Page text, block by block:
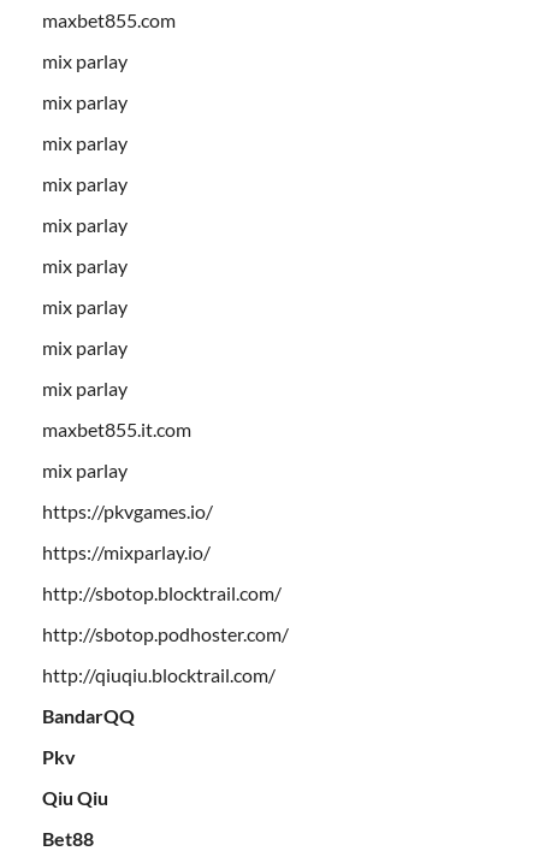
maxbet855.com
mix parlay
mix parlay
mix parlay
mix parlay
mix parlay
mix parlay
mix parlay
mix parlay
mix parlay
maxbet855.it.com
mix parlay
https://pkvgames.io/
https://mixparlay.io/
http://sbotop.blocktrail.com/
http://sbotop.podhoster.com/
http://qiuqiu.blocktrail.com/
BandarQQ
Pkv
Qiu Qiu
Bet88